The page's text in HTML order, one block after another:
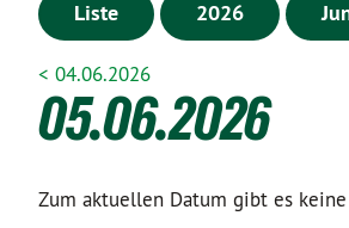
Liste 2026
< 04.06.2026
05.06.2026
Zum aktuellen Datum gibt es